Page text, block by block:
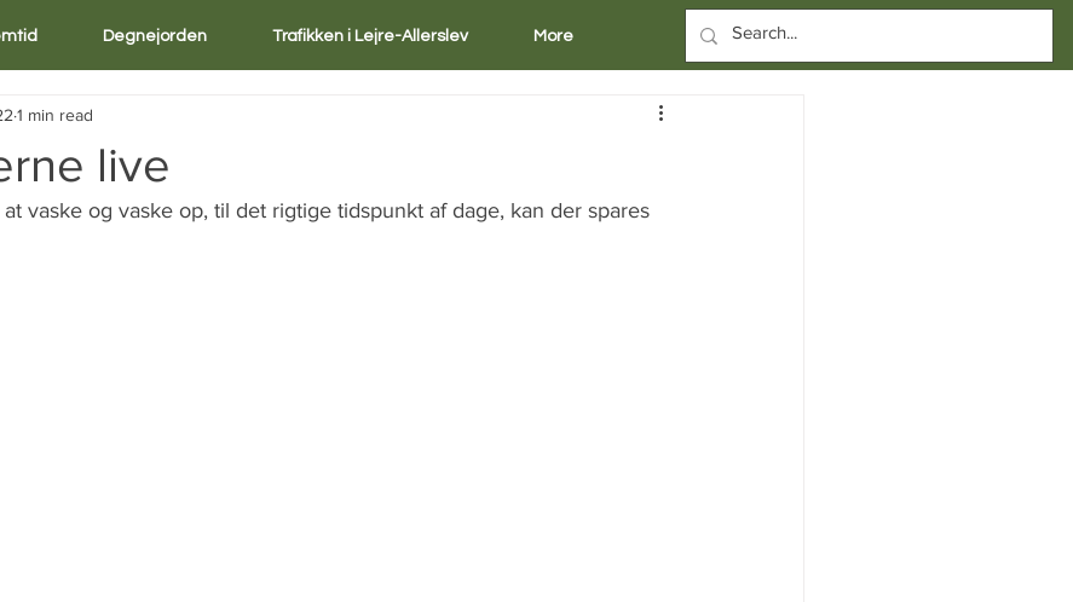
Degnejorden Trafikken i Lejre-Allerslev More
live
1 min read
vaske og vaske op, til det rigtige tidspunkt af dage, kan der spares